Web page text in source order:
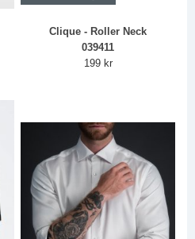
Clique - Roller Neck
039411
199 kr